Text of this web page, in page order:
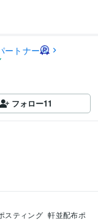
ートナー
フォロー11
スティング 軒並配布ポ